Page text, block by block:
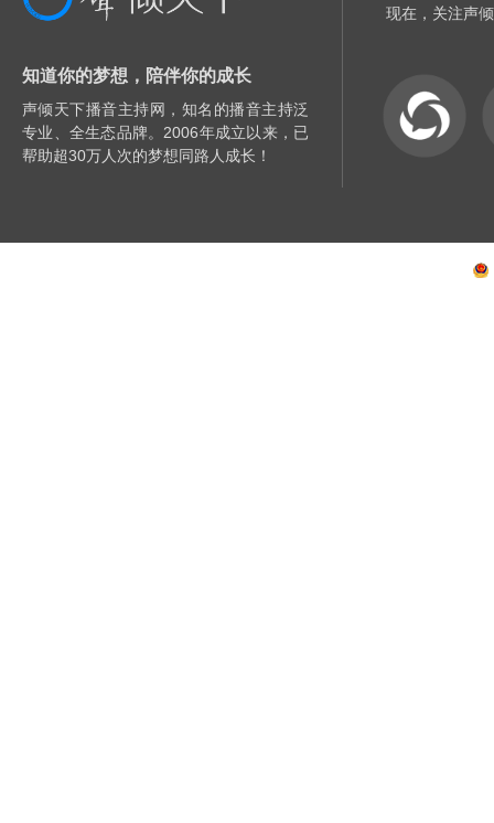
知道你的梦想，陪伴你的成长
声倾天下播音主持网，知名的播音主持泛
专业、全生态品牌。2006年成立以来，已
帮助超30万人次的梦想同路人成长！
现在，关注声